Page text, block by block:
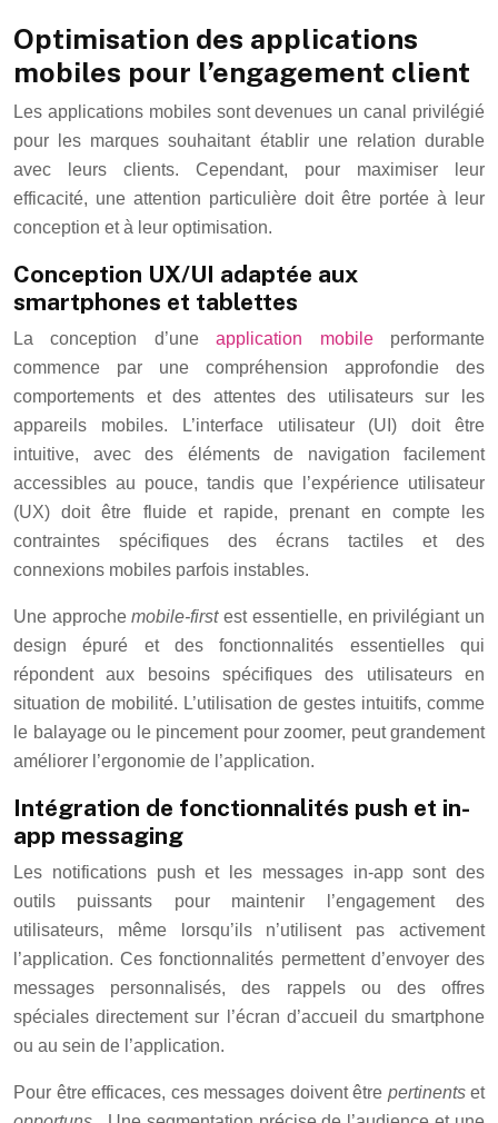
Optimisation des applications
mobiles pour l’engagement client
Les applications mobiles sont devenues un canal privilégié
pour les marques souhaitant établir une relation durable
avec leurs clients. Cependant, pour maximiser leur
efficacité, une attention particulière doit être portée à leur
conception et à leur optimisation.
Conception UX/UI adaptée aux
smartphones et tablettes
La conception d’uneapplication mobileperformante
commence par une compréhension approfondie des
comportements et des attentes des utilisateurs sur les
appareils mobiles. L’interface utilisateur (UI) doit être
intuitive, avec des éléments de navigation facilement
accessibles au pouce, tandis que l’expérience utilisateur
(UX) doit être fluide et rapide, prenant en compte les
contraintes spécifiques des écrans tactiles et des
connexions mobiles parfois instables.
Une approchemobile-firstest essentielle, en privilégiant un
design épuré et des fonctionnalités essentielles qui
répondent aux besoins spécifiques des utilisateurs en
situation de mobilité. L’utilisation de gestes intuitifs, comme
le balayage ou le pincement pour zoomer, peut grandement
améliorer l’ergonomie de l’application.
Intégration de fonctionnalités push et in-
app messaging
Les notifications push et les messages in-app sont des
outils puissants pour maintenir l’engagement des
utilisateurs, même lorsqu’ils n’utilisent pas activement
l’application. Ces fonctionnalités permettent d’envoyer des
messages personnalisés, des rappels ou des offres
spéciales directement sur l’écran d’accueil du smartphone
ou au sein de l’application.
Pour être efficaces, ces messages doivent être pertinents et